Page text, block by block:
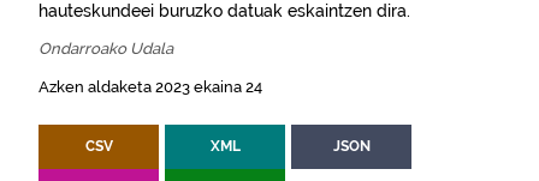
hauteskundeei buruzko datuak eskaintzen dira.
Ondarroako Udala
Azken aldaketa 2023 ekaina 24
CSV XML JSON